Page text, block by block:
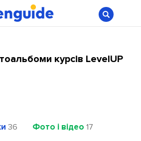
курсів LevelUP
36 Фото і відео 17